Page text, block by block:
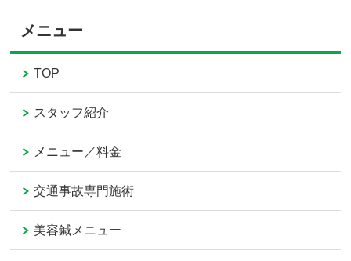
メニュー
TOP
スタッフ紹介
メニュー／料金
交通事故専門施術
美容鍼メニュー